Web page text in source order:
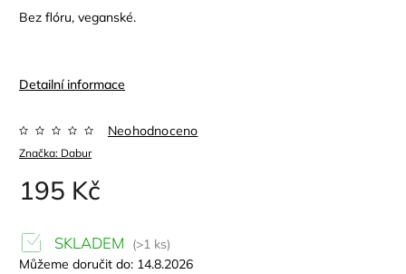
Bez flóru, veganské.
Detailní informace
Značka: Dabur
Neohodnoceno
195 Kč
SKLADEM
(>1 ks)
Můžeme doručit do: 14.8.2026